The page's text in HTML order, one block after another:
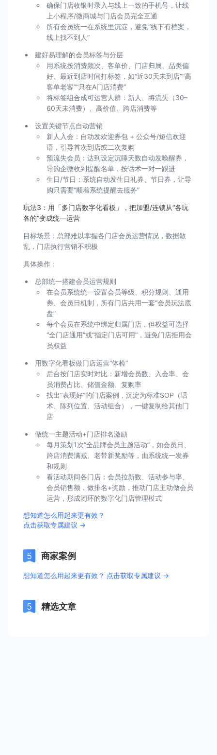
确保门店收银时录入与线上一致的手机号，让线
上小程序/微商城与门店会员完全互通
所有会员统一在系统里沉淀，避免“线下有档案，
线上找不到人”
建好易理解的会员标签与分层
用系统按消费频次、客单价、门店归属、品类偏
好、最近到店时间打标签，如“近30天未到店”“高
客单老客”“只在A门店消费”
将标签组合成可运营人群：新人、将流失（30–
60天未消费）、高价值、跨店消费等
设置关键节点自动营销
新人入会：自动发欢迎券包 + 公众号/短信欢迎
语，引导首次到店或二次复购
预流失会员：达到设定沉睡天数自动发唤醒券，
导购企微收到提醒名单，按话术一对一跟进
生日/节日：系统自动发生日礼券、节日券，让导
购只需要“顺着系统提醒去服务”
玩法3：用「多门店数字化看板」，把加盟/连锁从“各玩
各的”变成统一运营
目标场景：总部难以掌握各门店会员运营情况，数据散
乱，门店执行营销不积极
具体操作：
总部统一搭建会员运营规则
在会员系统统一设置会员等级、积分规则、通用
券、会员日机制，所有门店共用一套“会员玩法底
盘”
每个会员在系统中绑定归属门店，但权益可选择
“全门店通用”或“指定门店可用”，避免门店拒用会
员权益
用数字化看板做门店运营“体检”
后台按门店实时对比：新增会员数、入会率、会
员消费占比、储值金额、复购率
找出“表现好”的门店案例，沉淀为标准SOP（话
术、陈列位置、活动组合），一键复制给其他门
店
做统一主题活动+门店排名激励
每月策划1次“全品牌会员主题活动”，如会员日、
跨店消费满减、老带新奖励等，由系统统一发券
和规则
看活动期间各门店：会员拉新数、活动参与率、
会员销售额，做排名+奖励，推动门店主动做会员
运营，形成闭环的数字化门店管理模式
想知道怎么用起来更有效？
点击获取专属建议 →
商家案例
想知道怎么用起来更有效？ 点击获取专属建议 →
精选文章